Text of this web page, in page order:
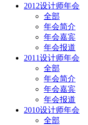
2012设计师年会
全部
年会简介
年会嘉宾
年会报道
2011设计师年会
全部
年会简介
年会嘉宾
年会报道
2010设计师年会
全部